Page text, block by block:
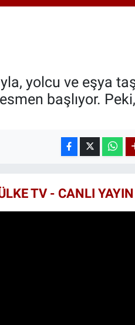
yolcu ve eşya
başlıyor.
TV - CANLI YAYIN